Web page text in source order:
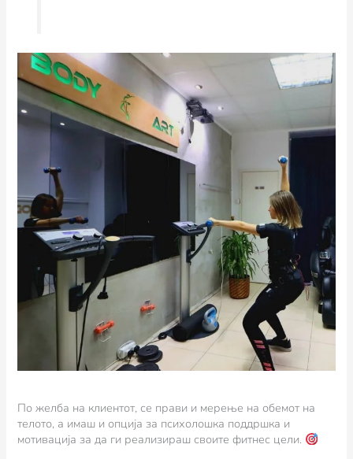
По желба на клиентот, се прави и мерење на обемот на
телото, а имаш и опција за психолошка поддршка и
мотивација за да ги реализираш своите фитнес цели.